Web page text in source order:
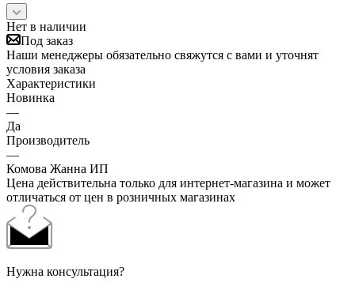
Нет в наличии
Под заказ
Наши менеджеры обязательно свяжутся с вами и уточнят
условия заказа
Характеристики
Новинка
—
Да
Производитель
—
Комова Жанна ИП
Цена действительна только для интернет-магазина и может
отличаться от цен в розничных магазинах
Нужна консультация?